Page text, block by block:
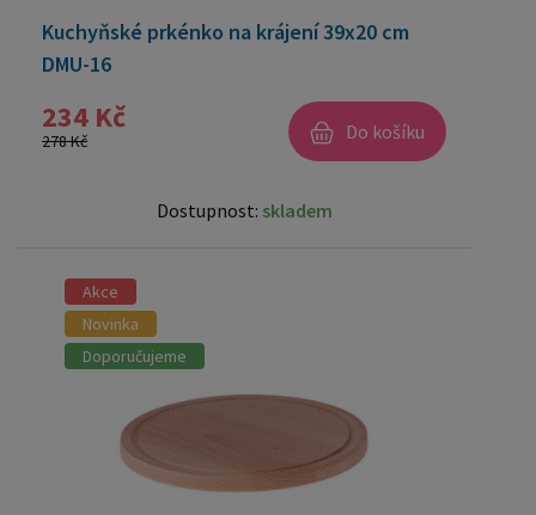
Kuchyňské prkénko na krájení 39x20 cm
DMU-16
234 Kč
278 Kč Do košíku
Dostupnost: skladem
Akce
Novinka
Doporučujeme